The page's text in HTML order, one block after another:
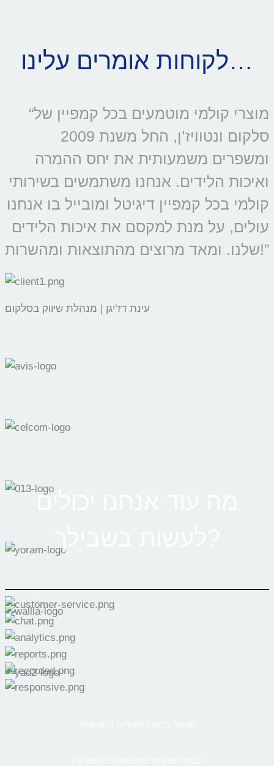
לקוחות אומרים עלינו…
“מוצרי קולמי מוטמעים בכל קמפיין של
סלקום ונטוויז’ן, החל משנת 2009
ומשפרים משמעותית את יחס ההמרה
ואיכות הלידים. אנחנו משתמשים בשירותי
קולמי בכל קמפיין דיגיטל ומובייל בו אנחנו
עולים, על מנת למקסם את איכות הלידים
שלנו. ומאד מרוצים מהתוצאות ומהשרות!”
עינת דז’יגן | מנהלת שיווק בסלקום
מה עוד אנחנו יכולים